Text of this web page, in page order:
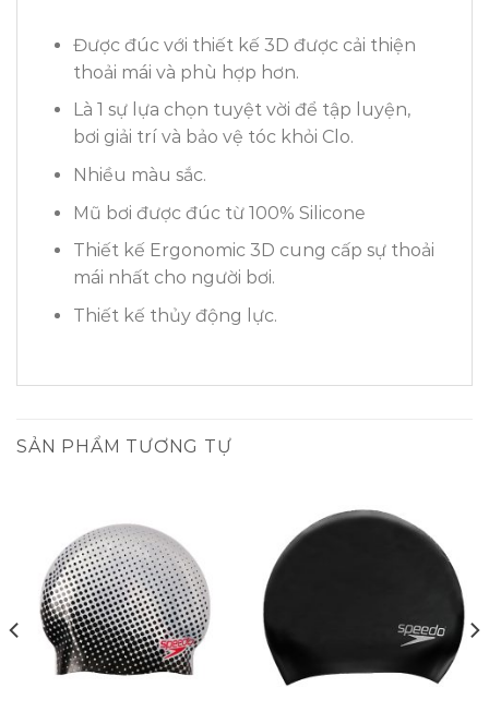
Được đúc với thiết kế 3D được cải thiện
thoải mái và phù hợp hơn.
Là 1 sự lựa chọn tuyệt vời để tập luyện,
bơi giải trí và bảo vệ tóc khỏi Clo.
Nhiều màu sắc.
Mũ bơi được đúc từ 100% Silicone
Thiết kế Ergonomic 3D cung cấp sự thoải
mái nhất cho người bơi.
Thiết kế thủy động lực.
SẢN PHẨM TƯƠNG TỰ